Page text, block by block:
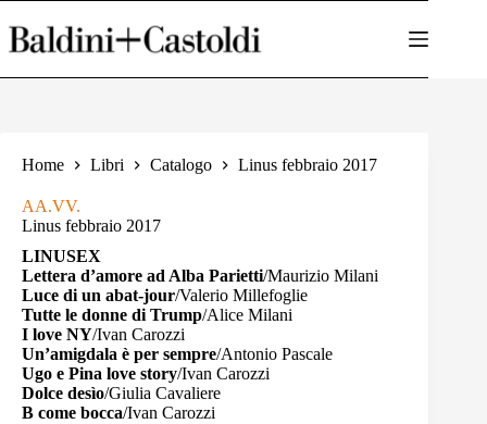
al
contenuto
Home Libri Catalogo Linus febbraio 2017
AA.VV.
Linus febbraio 2017
LINUSEX
Lettera d’amore ad Alba Parietti/Maurizio Milani
Luce di un abat-jour/Valerio Millefoglie
Tutte le donne di Trump/Alice Milani
I love NY/Ivan Carozzi
Un’amigdala è per sempre/Antonio Pascale
Ugo e Pina love story/Ivan Carozzi
Dolce desìo/Giulia Cavaliere
B come bocca/Ivan Carozzi